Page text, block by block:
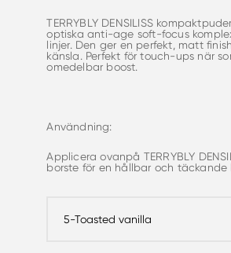
TERRYBLY DENSILISS
optiska anti-age soft-focus
linjer. Den ger en perfekt, matt
känsla. Perfekt för touch-ups när
omedelbar boost.
Användning:
Applicera ovanpå TERRYBLY
borste för en hållbar och täckande